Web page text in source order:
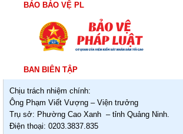
BÁO BẢO VỆ PL
BAN BIÊN TẬP
Chịu trách nhiệm chính:
Ông Phạm Viết Vượng – Viện trưởng
Trụ sở: Phường Cao Xanh – tỉnh Quảng Ninh.
Điện thoại: 0203.3837.835